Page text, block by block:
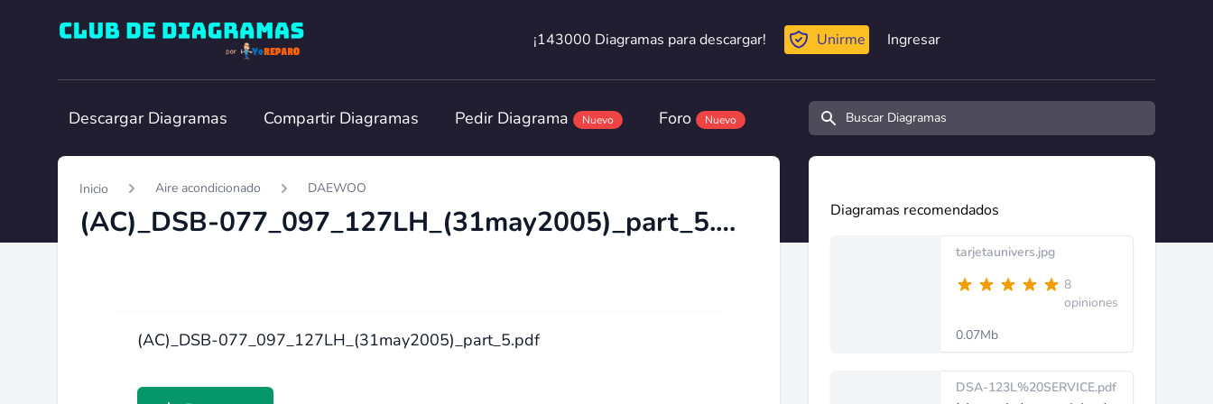
Club de Diagramas
¡143000 Diagramas para descargar!
¡143000 Diagramas para descargar! Unirme Ingresar
Descargar Diagramas Compartir Diagramas Pedir Diagrama Nuevo Foro Nuevo Buscar diagramas y manuales
Inicio Aire acondicionado DAEWOO
(AC)_DSB-077_097_127LH_(31may2005)_part_5.pdf
(AC)_DSB-077_097_127LH_(31may2005)_part_5.pdf
Diagramas recomendados
tarjetaunivers.jpg
8
opiniones
0.07Mb
DSA-123L%20SERVICE.pdf